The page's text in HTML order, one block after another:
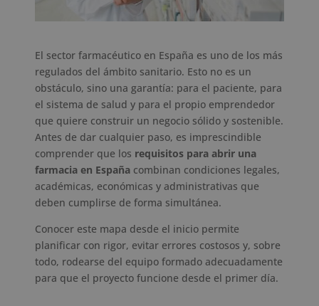
El sector farmacéutico en España es uno de los más
regulados del ámbito sanitario. Esto no es un
obstáculo, sino una garantía: para el paciente, para
el sistema de salud y para el propio emprendedor
que quiere construir un negocio sólido y sostenible.
Antes de dar cualquier paso, es imprescindible
comprender que los requisitos para abrir una
farmacia en Españacombinan condiciones legales,
académicas, económicas y administrativas que
deben cumplirse de forma simultánea.
Conocer este mapa desde el inicio permite
planificar con rigor, evitar errores costosos y, sobre
todo, rodearse del equipo formado adecuadamente
para que el proyecto funcione desde el primer día.